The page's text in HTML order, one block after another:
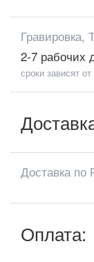
Гравировка,
2-7 рабочих
сроки зависят
Доставка по
Оплата: